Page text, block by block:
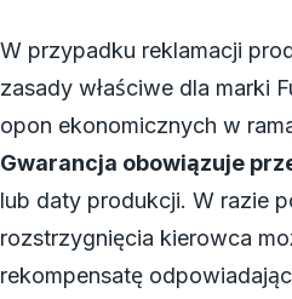
W przypadku reklamacji
zasady właściwe dla marki
opon ekonomicznych w
Gwarancja obowiązuje
lub daty produkcji. W razie
rozstrzygnięcia kierowca
rekompensatę